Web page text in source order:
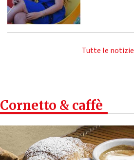
Tutte le notizie
Cornetto & caffè